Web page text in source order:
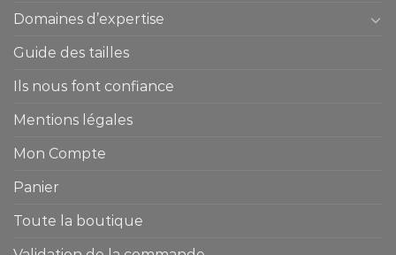
Domaines d’expertise
Guide des tailles
Ils nous font confiance
Mentions légales
Mon Compte
Panier
Toute la boutique